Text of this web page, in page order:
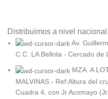
Distribuimos a nivel nacional.
Av.
C.C. LA Bellota - Cercado de
MZA. A
MALVINAS - Ref:Altura del
Cuadra 4, con Jr Acomayo